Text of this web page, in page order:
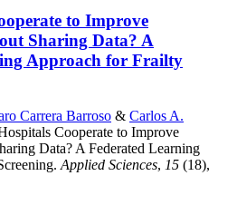
to Improve
Sharing Data? A
Approach for Frailty
Carrera Barroso & Carlos A.
Cooperate to Improve
Data? A Federated Learning
Applied Sciences, 15 (18),